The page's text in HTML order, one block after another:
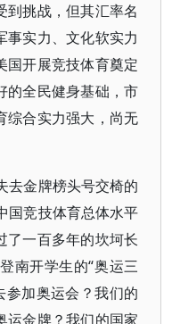
到挑战，但其汇率名
事实力、文化软实力
国开展竞技体育奠定
的全民健身基础，市
综合实力强大，尚无
去金牌榜头号交椅的
国竞技体育总体水平
了一百多年的坎坷长
南开学生的“奥运三
参加奥运会？我们的
运金牌？我们的国家